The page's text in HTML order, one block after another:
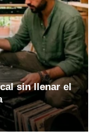
sin llenar el